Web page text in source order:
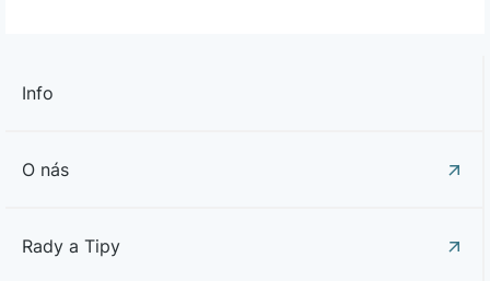
Info
O nás
Rady a Tipy